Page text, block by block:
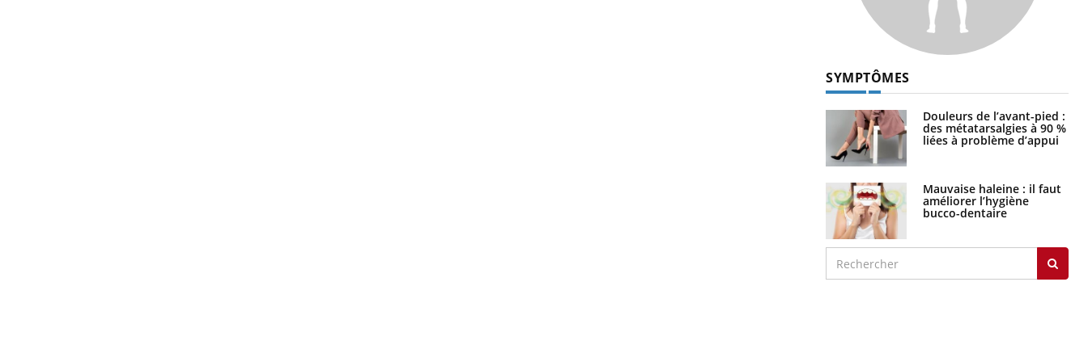
SYMPTÔMES
Douleurs de l’avant-pied :
des métatarsalgies à 90 %
liées à problème d’appui
Mauvaise haleine : il faut
améliorer l’hygiène
bucco-dentaire